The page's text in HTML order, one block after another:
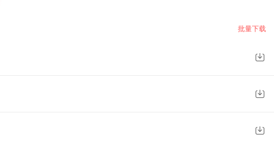
批量下载